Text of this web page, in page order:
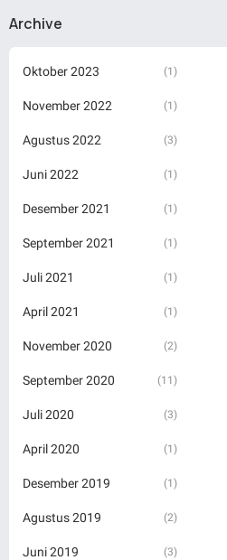
Archive
Oktober 2023 (1)
November 2022 (1)
Agustus 2022 (3)
Juni 2022 (1)
Desember 2021 (1)
September 2021 (1)
Juli 2021 (1)
April 2021 (1)
November 2020 (2)
September 2020 (11)
Juli 2020 (3)
April 2020 (1)
Desember 2019 (1)
Agustus 2019 (2)
Juni 2019 (3)